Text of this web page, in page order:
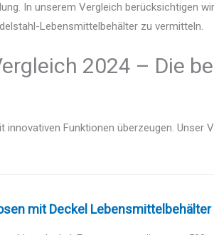
In unserem Vergleich berücksichtigen
Lebensmittelbehälter zu vermitteln.
2024 – Die
Funktionen überzeugen. Unser
mit Deckel Lebensmittelbehälter